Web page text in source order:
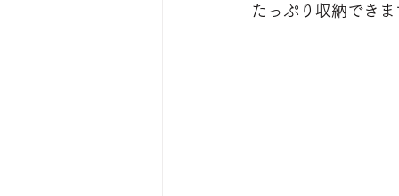
たっぷり収納できま